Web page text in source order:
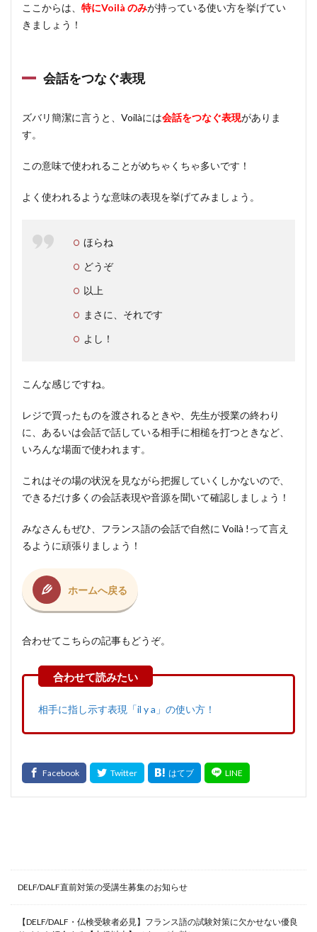
ここからは、 特にVoilà のみが持っている使い方を挙げてい
きましょう！
会話をつなぐ表現
ズバリ簡潔に言うと、Voilàには会話をつなぐ表現がありま
す。
この意味で使われることがめちゃくちゃ多いです！
よく使われるような意味の表現を挙げてみましょう。
ほらね
どうぞ
以上
まさに、それです
よし！
こんな感じですね。
レジで買ったものを渡されるときや、先生が授業の終わり
に、あるいは会話で話している相手に相槌を打つときなど、
いろんな場面で使われます。
これはその場の状況を見ながら把握していくしかないので、
できるだけ多くの会話表現や音源を聞いて確認しましょう！
みなさんもぜひ、フランス語の会話で自然に Voilà !って言え
るように頑張りましょう！
ホームへ戻る
合わせてこちらの記事もどうぞ。
相手に指し示す表現「il y a」の使い方！
DELF/DALF直前対策の受講生募集のお知らせ
【DELF/DALF・仏検受験者必見】フランス語の試験対策に欠かせない優良